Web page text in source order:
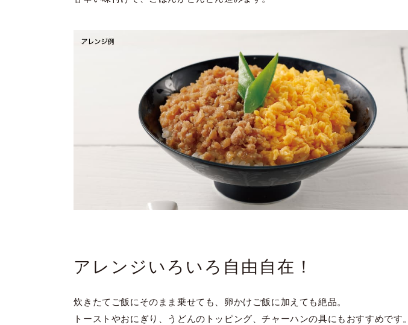
アレンジいろいろ自由自在！
炊きたてご飯にそのまま乗せても、卵かけご飯に加えても絶品。
トーストやおにぎり、うどんのトッピング、チャーハンの具にもおすすめです。